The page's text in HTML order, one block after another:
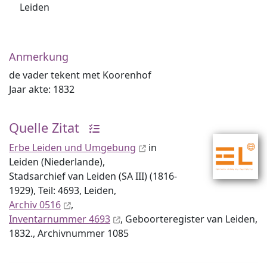
Leiden
Anmerkung
de vader tekent met Koorenhof
Jaar akte: 1832
Quelle Zitat
Erbe Leiden und Umgebung
in
Leiden (Niederlande),
Stadsarchief van Leiden (SA III) (1816-
1929), Teil: 4693, Leiden,
Archiv 0516
,
Inventar­nummer 4693
, Geboorteregister van Leiden,
1832., Archiv­nummer 1085